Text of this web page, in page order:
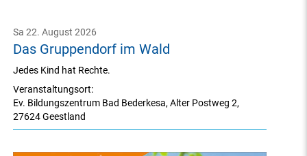
Das Gruppendorf im Wald
Sa 22. August 2026
Veranstaltungsort:
Ev. Bildungszentrum Bad Bederkesa,Alter Postweg 2,
27624 Geestland
Jedes Kind hat Rechte.